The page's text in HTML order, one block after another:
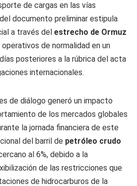
de cargas en las vías
documento preliminar estipula
a través del estrecho de Ormuz
de normalidad en un
posteriores a la rúbrica del acta
internacionales.
de diálogo generó un impacto
de los mercados globales
la jornada financiera de este
del barril de petróleo crudo
al 6%, debido a la
de las restricciones que
de hidrocarburos de la